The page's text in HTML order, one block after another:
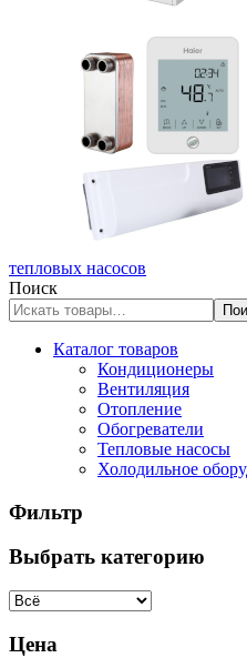
тепловых насосов
Поиск
Каталог товаров
Кондиционеры
Вентиляция
Отопление
Обогреватели
Тепловые насосы
Холодильное
Фильтр
Выбрать категорию
Цена